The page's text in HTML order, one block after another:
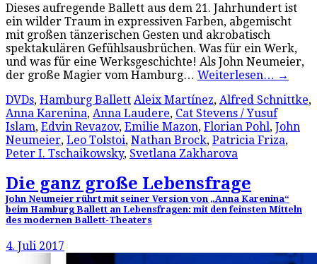
Dieses aufregende Ballett aus dem 21. Jahrhundert ist
ein wilder Traum in expressiven Farben, abgemischt
mit großen tänzerischen Gesten und akrobatisch
spektakulären Gefühlsausbrüchen. Was für ein Werk,
und was für eine Werksgeschichte! Als John Neumeier,
der große Magier vom Hamburg… Weiterlesen… →
DVDs, Hamburg Ballett Aleix Martínez, Alfred Schnittke,
Anna Karenina, Anna Laudere, Cat Stevens / Yusuf
Islam, Edvin Revazov, Emilie Mazon, Florian Pohl, John
Neumeier, Leo Tolstoi, Nathan Brock, Patricia Friza,
Peter I. Tschaikowsky, Svetlana Zakharova
Die ganz große Lebensfrage
John Neumeier rührt mit seiner Version von „Anna Karenina“
beim Hamburg Ballett an Lebensfragen: mit den feinsten Mitteln
des modernen Ballett-Theaters
4. Juli 2017